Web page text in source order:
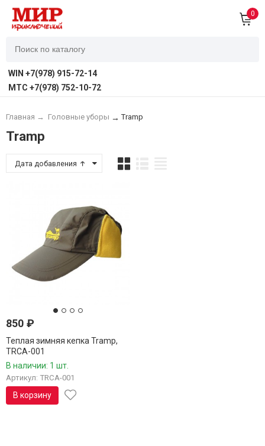
0
WIN +7(978) 915-72-14
MTC +7(978) 752-10-72
Главная → Головные уборы → Tramp
Tramp
Дата добавления
850 ₽
Теплая зимняя кепка Tramp,
TRCA-001
В наличии: 1 шт.
Артикул: TRCA-001
В корзину